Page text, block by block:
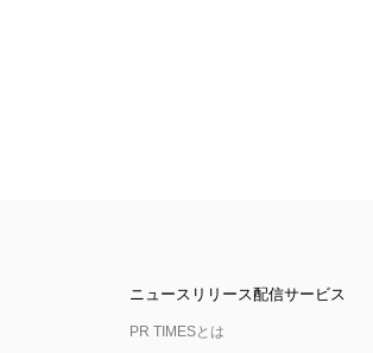
ニュースリリース配信サービス
PR TIMESとは